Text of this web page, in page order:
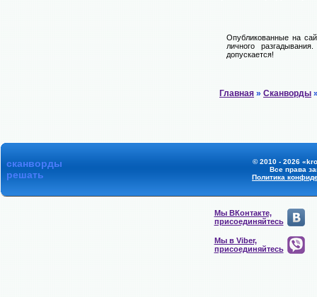
Опубликованные на
личного
допускается!
Главная » Сканворды
сканворды
решать
© 2010 - 2026
Все права
Политика
Мы ВКонтакте,
присоединяйтесь
Мы в Viber,
присоединяйтесь